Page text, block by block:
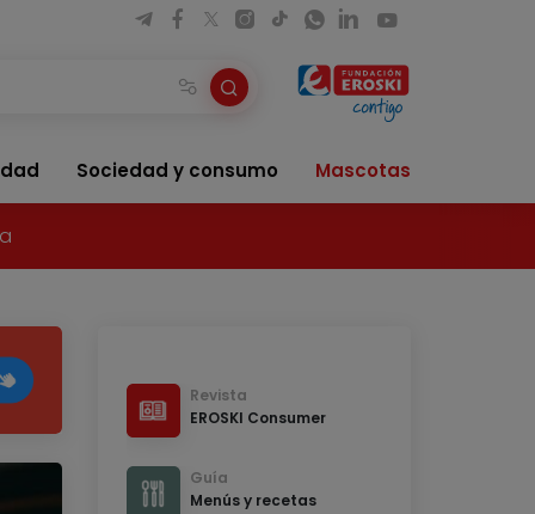
Sociedad y consumo Mascotas
Revista
EROSKI Consumer
Guía
Menús y recetas